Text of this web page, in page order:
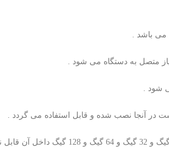
می باشد .
متصل به دستگاه می شود .
شود .
در آنجا نصب شده و قابل استفاده می گردد .